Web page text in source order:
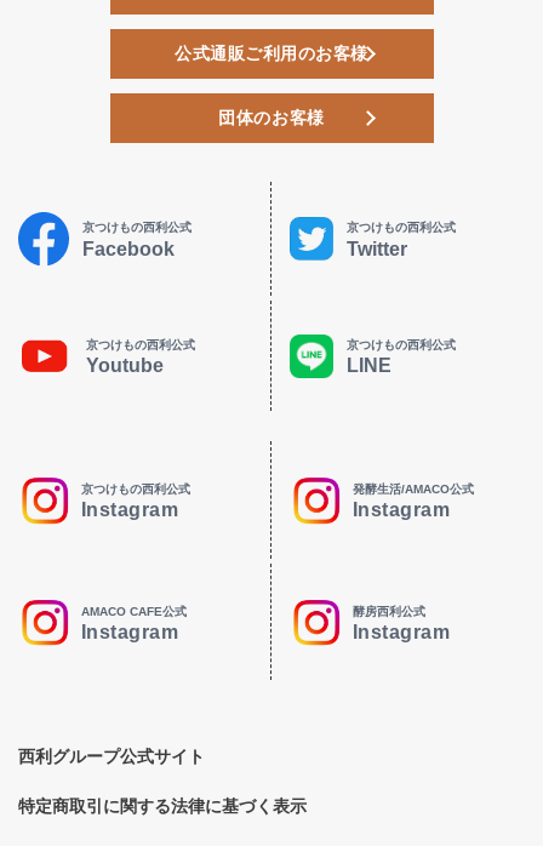
公式通販ご利用のお客様
団体のお客様
京つけもの西利公式
Facebook
京つけもの西利公式
Twitter
京つけもの西利公式
Youtube
京つけもの西利公式
LINE
京つけもの西利公式
Instagram
発酵生活/AMACO公式
Instagram
AMACO CAFE公式
Instagram
酵房西利公式
Instagram
西利グループ公式サイト
特定商取引に関する法律に基づく表示